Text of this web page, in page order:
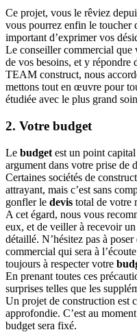
Ce projet, vous le rêviez
vous pourrez enfin le toucher
important d’exprimer vos
Le conseiller commercial que
de vos besoins, et y répondre
TEAM construct, nous
mettons tout en œuvre pour
étudiée avec le plus grand
2. Votre budget
Le budget est un point
argument dans votre prise de
Certaines sociétés de
attrayant, mais c’est sans
gonfler le devis total de votre
A cet égard, nous vous
eux, et de veiller à recevoir un
détaillé. N’hésitez pas à
commercial qui sera à
toujours à respecter votre
En prenant toutes ces
surprises telles que les
Un projet de construction est
approfondie. C’est au
budget sera fixé.